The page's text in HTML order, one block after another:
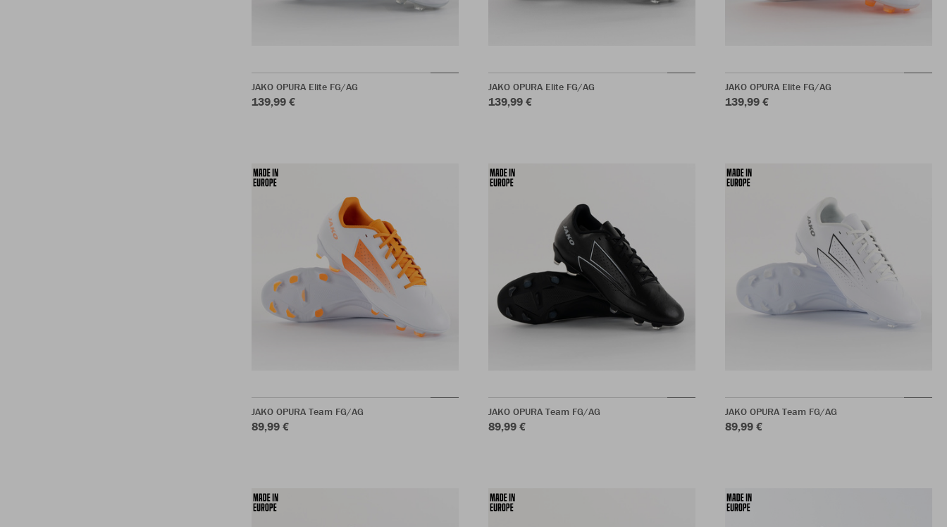
JAKO OPURA Elite FG/AG
139,99 €
JAKO OPURA Elite FG/AG
139,99 €
JAKO OPURA Elite FG/AG
139,99 €
JAKO OPURA Team FG/AG
89,99 €
JAKO OPURA Team FG/AG
89,99 €
JAKO OPURA Team FG/AG
89,99 €